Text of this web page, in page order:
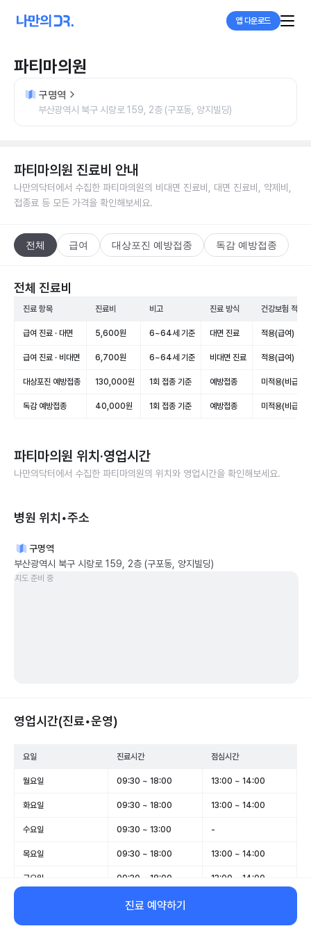
앱 다운로드
파티마의원
구명역
부산광역시 북구 시랑로 159, 2층 (구포동, 양지빌딩)
파티마의원 진료비 안내
나만의닥터에서 수집한 파티마의원의 비대면 진료비, 대면 진료비, 약제비,
접종료 등 모든 가격을 확인해보세요.
전체 급여 대상포진 예방접종 독감 예방접종
전체 진료비
진료 항목 진료비 비고 진료 방식 건강보험 적용
급여 진료 · 대면 5,600원 6~64세 기준 대면 진료 적용(급여)
급여 진료 · 비대면 6,700원 6~64세 기준 비대면 진료 적용(급여)
대상포진 예방접종 130,000원 1회 접종 기준 예방접종 미적용(비급여)
독감 예방접종 40,000원 1회 접종 기준 예방접종 미적용(비급여)
파티마의원 위치·영업시간
나만의닥터에서 수집한 파티마의원의 위치와 영업시간을 확인해보세요.
병원 위치•주소
구명역
부산광역시 북구 시랑로 159, 2층 (구포동, 양지빌딩)
지도 준비 중
영업시간(진료•운영)
요일 진료시간 점심시간
월요일 09:30 ~ 18:00 13:00 ~ 14:00
화요일 09:30 ~ 18:00 13:00 ~ 14:00
수요일 09:30 ~ 13:00 -
목요일 09:30 ~ 18:00 13:00 ~ 14:00
금요일 09:30 ~ 18:00 13:00 ~ 14:00
09:30 ~ 13:00
일요일 휴무 -
진료 예약하기